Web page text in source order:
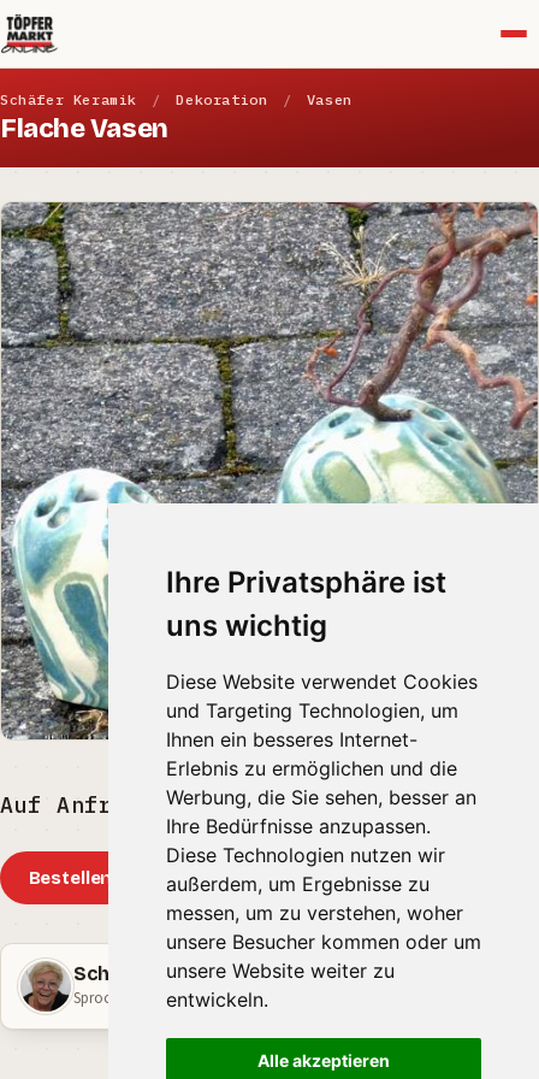
Ihre Privatsphäre ist
uns wichtig
Diese Website verwendet Cookies
und Targeting Technologien, um
Ihnen ein besseres Internet-
Erlebnis zu ermöglichen und die
Werbung, die Sie sehen, besser an
Ihre Bedürfnisse anzupassen.
Diese Technologien nutzen wir
außerdem, um Ergebnisse zu
messen, um zu verstehen, woher
unsere Besucher kommen oder um
unsere Website weiter zu
entwickeln.
Alle akzeptieren
Schäfer Keramik / Dekoration / Vasen
Flache Vasen
Auf Anfrage EUR
Bestellen
Schäfer Keramik
Sprockhövel · Nordrhein-Westfalen